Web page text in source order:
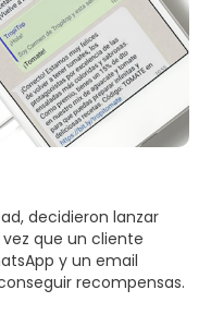
decidieron lanzar
que un cliente
y un email
recompensas.